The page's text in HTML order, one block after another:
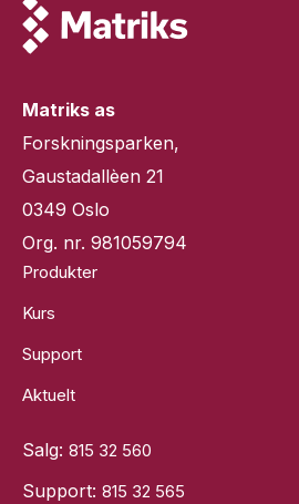
Matriks as
Forskningsparken,
Gaustadallèen 21
0349 Oslo
Org. nr. 981059794
Produkter
Kurs
Support
Aktuelt
Salg: 815 32 560
Support: 815 32 565